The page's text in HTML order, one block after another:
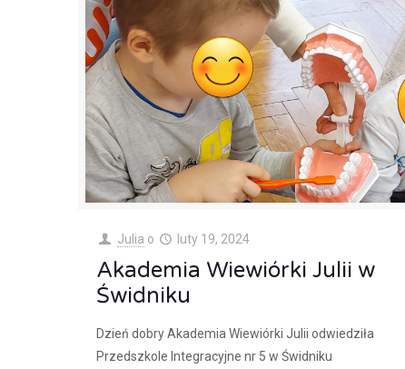
Julia o luty 19, 2024
Akademia Wiewiórki Julii w
Świdniku
Dzień dobry Akademia Wiewiórki Julii odwiedziła
Przedszkole Integracyjne nr 5 w Świdniku